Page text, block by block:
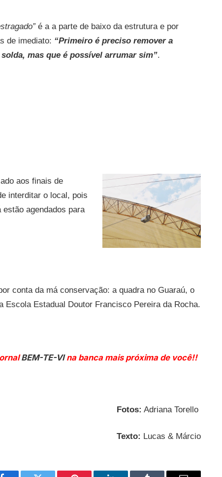
é a a parte de baixo da estrutura e por
de imediato: “Primeiro é preciso remover a
mas que é possível arrumar sim”.
aos finais de
interditar o local, pois
agendados para
conta da má conservação: a quadra no Guaraú, o
Escola Estadual Doutor Francisco Pereira da Rocha.
BEM-TE-VIna banca mais próxima de você!!
Fotos: Adriana Torello
Texto: Lucas & Márcio